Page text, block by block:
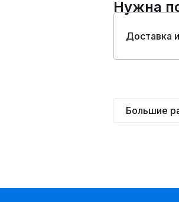
Нужна
Доставка
Большие